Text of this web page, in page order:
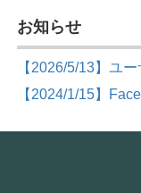
お知らせ
【2026/5/13】ユ
【2024/1/15】